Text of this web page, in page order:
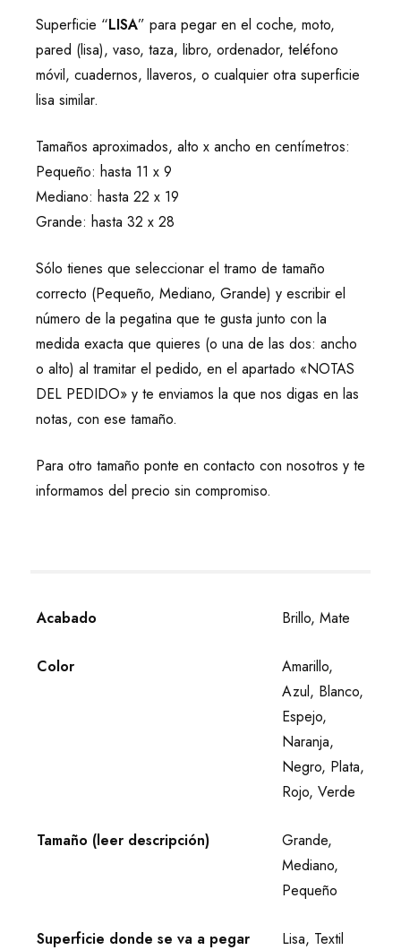
Superficie “LISA” para pegar en el coche, moto,
pared (lisa), vaso, taza, libro, ordenador, teléfono
móvil, cuadernos, llaveros, o cualquier otra superficie
lisa similar.
Tamaños aproximados, alto x ancho en centímetros:
Pequeño: hasta 11 x 9
Mediano: hasta 22 x 19
Grande: hasta 32 x 28
Sólo tienes que seleccionar el tramo de tamaño
correcto (Pequeño, Mediano, Grande) y escribir el
número de la pegatina que te gusta junto con la
medida exacta que quieres (o una de las dos: ancho
o alto) al tramitar el pedido, en el apartado «NOTAS
DEL PEDIDO» y te enviamos la que nos digas en las
notas, con ese tamaño.
Para otro tamaño ponte en contacto con nosotros y te
informamos del precio sin compromiso.
Acabado Brillo, Mate
Color
Amarillo,
Azul, Blanco,
Espejo,
Naranja,
Negro, Plata,
Rojo, Verde
Tamaño (leer descripción)
Grande,
Mediano,
Pequeño
Superficie donde se va a pegar Lisa, Textil